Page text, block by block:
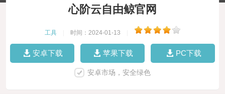
心阶云自由鲸官网
工具 时间：2024-01-13
安卓下载 苹果下载 PC下载
安卓市场，安全绿色